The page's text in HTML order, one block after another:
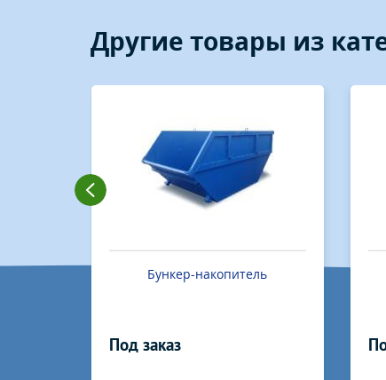
Другие товары из
Бункер-накопитель
Под заказ